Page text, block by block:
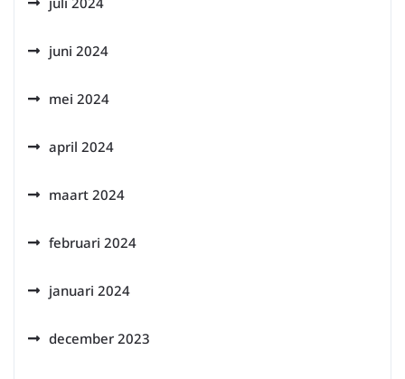
juni 2024
mei 2024
april 2024
maart 2024
februari 2024
januari 2024
december 2023